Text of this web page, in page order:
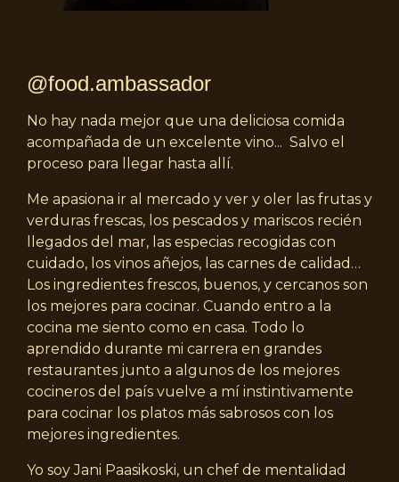
@food.ambassador
No hay nada mejor que una deliciosa comida
acompañada de un excelente vino... Salvo el
proceso para llegar hasta allí.
Me apasiona ir al mercado y ver y oler las frutas y
verduras frescas, los pescados y mariscos recién
llegados del mar, las especias recogidas con
cuidado, los vinos añejos, las carnes de calidad…
Los ingredientes frescos, buenos, y cercanos son
los mejores para cocinar. Cuando entro a la
cocina me siento como en casa. Todo lo
aprendido durante mi carrera en grandes
restaurantes junto a algunos de los mejores
cocineros del país vuelve a mí instintivamente
para cocinar los platos más sabrosos con los
mejores ingredientes.
Yo soy Jani Paasikoski, un chef de mentalidad